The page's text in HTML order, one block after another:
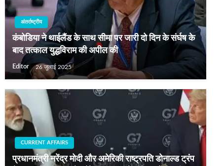
अंतर्राष्ट्रीय
कंबोडिया ने थाईलैंड के साथ सीमा पर जारी दो दिन के संर्घष के
बाद तत्काल युद्धविराम की अपील की
Editor 26 जुलाई 2025
CURRENT AFFAIRS
प्रधानमंत्री नरेंद्र मोदी और अमेरिकी राष्ट्रपति डोनाल्ड ट्रंप